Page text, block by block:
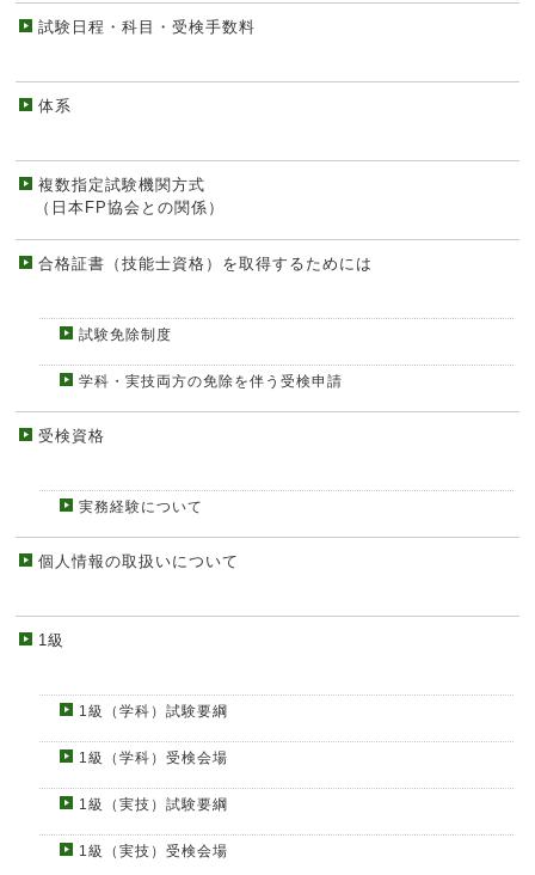
試験日程・科目・受検手数料
体系
複数指定試験機関方式
（日本FP協会との関係）
合格証書（技能士資格）を取得するためには
試験免除制度
学科・実技両方の免除を伴う受検申請
受検資格
実務経験について
個人情報の取扱いについて
1級
1級（学科）試験要綱
1級（学科）受検会場
1級（実技）試験要綱
1級（実技）受検会場